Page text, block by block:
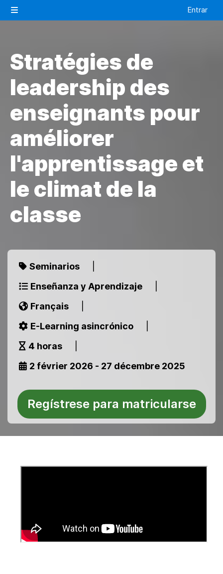
Entrar
Stratégies de
leadership des
enseignants pour
améliorer
l'apprentissage et
le climat de la
classe
Seminarios
Enseñanza y Aprendizaje
Français
E-Learning asincrónico
4 horas
2 février 2026 - 27 décembre 2025
Regístrese para matricularse